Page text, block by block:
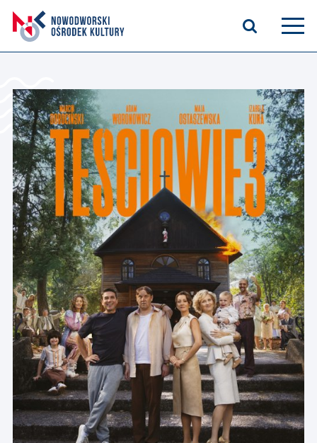
Kasyno Oficerskie
Kino
Bilety
Zajęcia stałe
Kontakt
O nas